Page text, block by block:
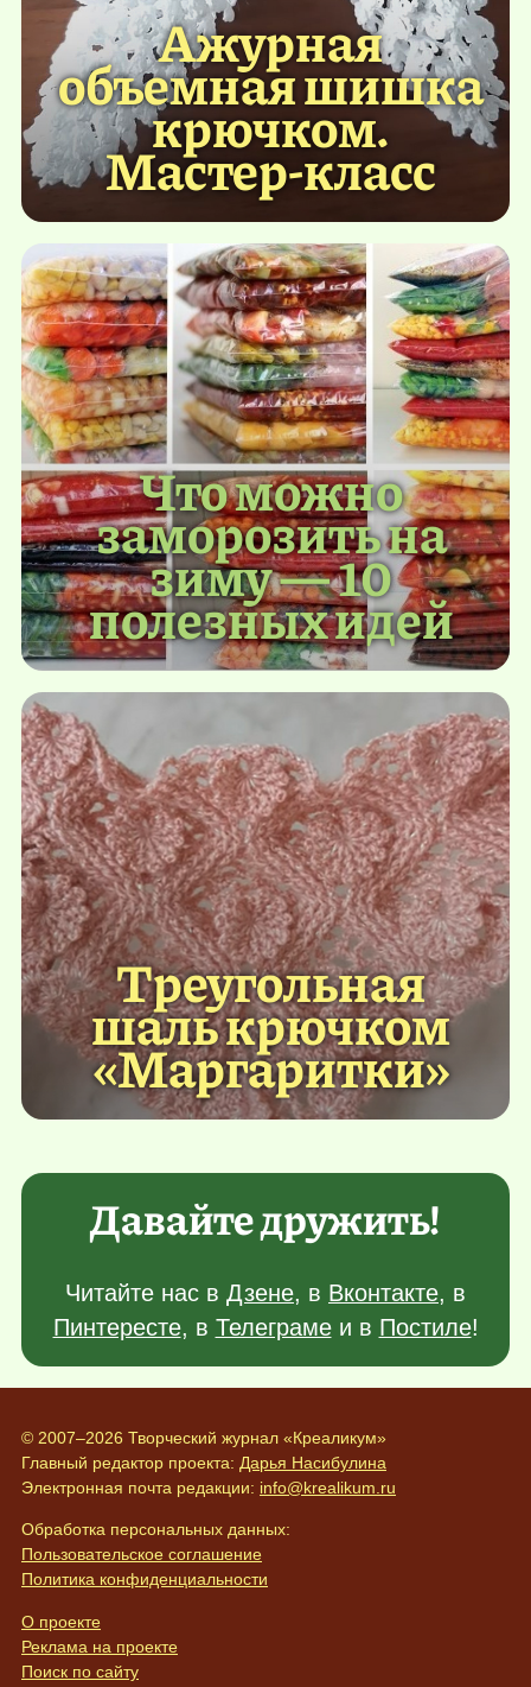
Ажурная
объемная шишка
крючком.
Мастер-класс
Что можно
заморозить на
зиму — 10
полезных идей
Треугольная
шаль крючком
«Маргаритки»
Давайте дружить!
Читайте нас в Дзене, в Вконтакте, в
Пинтересте, в Телеграмеи в Постиле!
© 2007–2026 Творческий журнал «Креаликум»
Главный редактор проекта: Дарья Насибулина
Электронная почта редакции: info@krealikum.ru
Обработка персональных данных:
Пользовательское соглашение
Политика конфиденциальности
О проекте
Реклама на проекте
Поиск по сайту